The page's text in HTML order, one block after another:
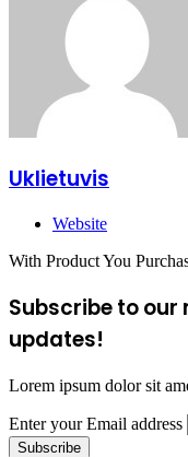
Uklietuvis
Website
With Product You
Subscribe to
updates!
Lorem ipsum dolor sit
Enter your Email address